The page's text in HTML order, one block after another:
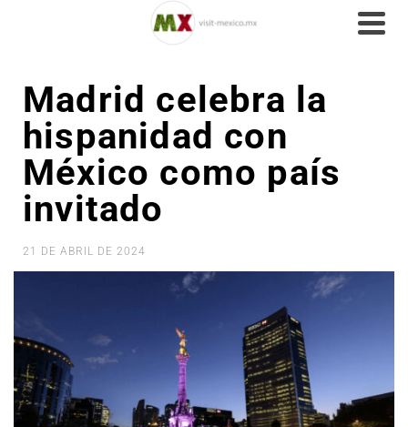
Madrid celebra la
hispanidad con
México como país
invitado
21 DE ABRIL DE 2024